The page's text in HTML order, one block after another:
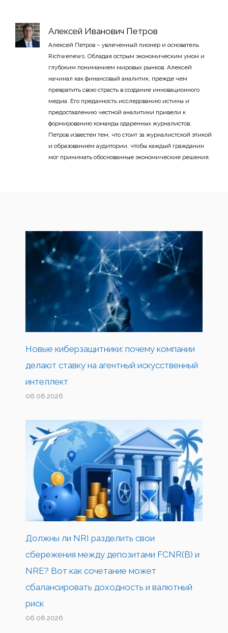
Алексей Иванович Петров
Алексей Петров – увлеченный пионер и основатель
Richwenews. Обладая острым экономическим умом и
глубоким пониманием мировых рынков, Алексей
начинал как финансовый аналитик, прежде чем
превратить свою страсть в создание инновационного
медиа. Его преданность исследованию истины и
предоставлению честной аналитики привели к
формированию команды одаренных журналистов.
Петров известен тем, что стоит за журналистской этикой
и образованием аудитории, чтобы каждый гражданин
мог принимать обоснованные экономические решения.
Новые киберзащитники: почему компании
делают ставку на агентный искусственный
интеллект
06.08.2026
Должны ли NRI разделить свои
сбережения между депозитами FCNR(B) и
NRE? Вот как сочетание может
сбалансировать доходность и валютный
риск
06.08.2026